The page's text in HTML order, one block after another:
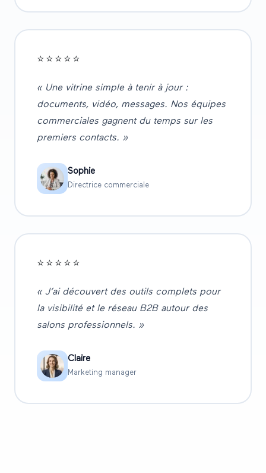
⭐⭐⭐⭐⭐
« Une vitrine simple à tenir à jour :
documents, vidéo, messages. Nos équipes
commerciales gagnent du temps sur les
premiers contacts. »
Sophie
Directrice commerciale
⭐⭐⭐⭐⭐
« J’ai découvert des outils complets pour
la visibilité et le réseau B2B autour des
salons professionnels. »
Claire
Marketing manager